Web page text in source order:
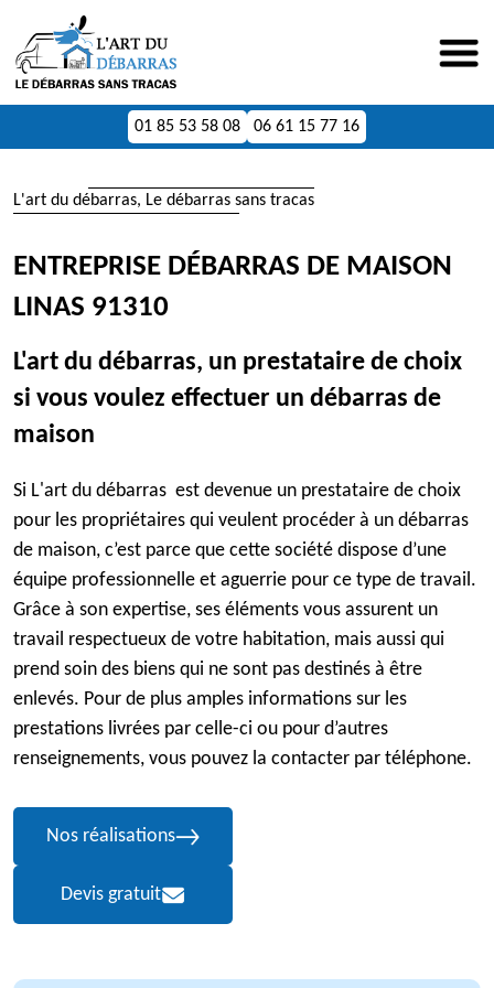
01 85 53 58 08 06 61 15 77 16
L'art du débarras, Le débarras sans tracas
ENTREPRISE DÉBARRAS DE MAISON
LINAS 91310
L'art du débarras, un prestataire de choix
si vous voulez effectuer un débarras de
maison
Si L'art du débarras est devenue un prestataire de choix
pour les propriétaires qui veulent procéder à un débarras
de maison, c’est parce que cette société dispose d’une
équipe professionnelle et aguerrie pour ce type de travail.
Grâce à son expertise, ses éléments vous assurent un
travail respectueux de votre habitation, mais aussi qui
prend soin des biens qui ne sont pas destinés à être
enlevés. Pour de plus amples informations sur les
prestations livrées par celle-ci ou pour d’autres
renseignements, vous pouvez la contacter par téléphone.
Nos réalisations
Devis gratuit